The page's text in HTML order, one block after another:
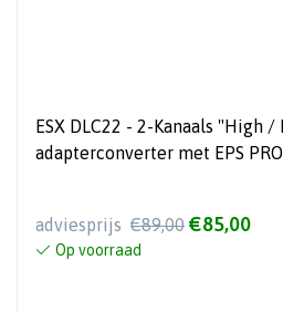
ESX DLC22 - 2-Kanaals "High / Low Level"
adapterconverter met EPS PRO
adviesprijs €89,00 €85,00
Op voorraad